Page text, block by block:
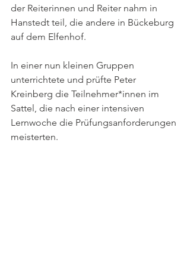
der Reiterinnen und Reiter nahm in
Hanstedt teil, die andere in Bückeburg
auf dem Elfenhof.
In einer nun kleinen Gruppen
unterrichtete und prüfte Peter
Kreinberg die Teilnehmer*innen im
Sattel, die nach einer intensiven
Lernwoche die Prüfungsanforderungen
meisterten.